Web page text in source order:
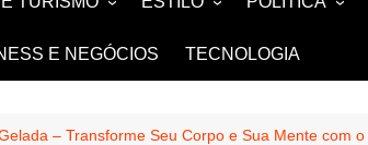
MODA E BELEZA
NOIVAS e DEBUTANTES
FAMOSOS
E NEGÓCIOS TECNOLOGIA
– Transforme Seu Corpo e Sua Mente com